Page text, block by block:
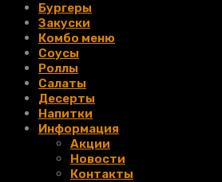
Бургеры
Закуски
Комбо меню
Соусы
Роллы
Салаты
Десерты
Напитки
Информация
Акции
Новости
Контакты